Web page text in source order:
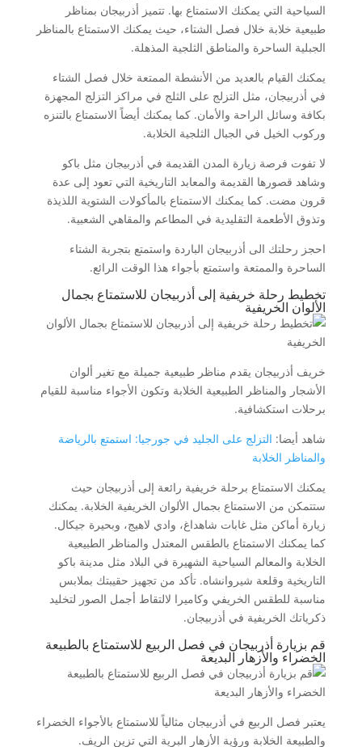
السياحية التي يمكنك الاستمتاع بها. تتميز أذربيجان بمناظر
طبيعية خلابة خلال فصل الشتاء، حيث يمكنك الاستمتاع بالمناظر
الجبلية الساحرة والمناطق الثلجية المذهلة.
يمكنك القيام بالعديد من الأنشطة الممتعة خلال فصل الشتاء
في أذربيجان، مثل التزلج على الثلج في مراكز التزلج المجهزة
بكافة وسائل الراحة والأمان. كما يمكنك أيضاً الاستمتاع بالتنزه
وركوب الخيل في الجبال الثلجية الخلابة.
لا تفوت فرصة زيارة المدن القديمة في أذربيجان مثل باكو
وشاهد قصورها القديمة والمعابد التاريخية التي تعود إلى عدة
قرون مضت. كما يمكنك الاستمتاع بالمأكولات الشتوية اللذيذة
وتذوق الأطعمة التقليدية في المطاعم والمقاهي الشعبية.
احجز رحلتك الى أذربيجان الباردة واستمتع بتجربة الشتاء
الساحرة والممتعة واستمتع بأجواء هذا الوقت الرائع.
تخطيط رحلة خريفية إلى أذربيجان للاستمتاع بجمال
الألوان الخريفية
خريف أذربيجان يقدم مناظر طبيعية جميلة مع تغير ألوان
الأشجار والمناظر الطبيعية الخلابة وتكون الأجواء مناسبة للقيام
برحلات استكشافية.
شاهد أيضا: التزلج على الجليد في جورجيا: استمتع بالرياضة
والمناظر الخلابة
يمكنك الاستمتاع برحلة خريفية رائعة إلى أذربيجان حيث
ستتمكن من الاستمتاع بجمال الألوان الخريفية الخلابة. يمكنك
زيارة أماكن مثل غابات شاهداغ، وادي لاهيج، وبحيرة جيكال.
كما يمكنك الاستمتاع بالطقس المعتدل والمناظر الطبيعية
الخلابة والمعالم السياحية الشهيرة في البلاد مثل مدينة باكو
التاريخية وقلعة شيروانشاه. تأكد من تجهيز حقيبتك بملابس
مناسبة للطقس الخريفي وكاميرا لالتقاط أجمل الصور لتخليد
ذكرياتك الخريفية في أذربيجان.
قم بزيارة أذربيجان في فصل الربيع للاستمتاع بالطبيعة
الخضراء والأزهار البديعة
يعتبر فصل الربيع في أذربيجان مثالياً للاستمتاع بالأجواء الخضراء
والطبيعة الخلابة ورؤية الأزهار البرية التي تزين الريف.